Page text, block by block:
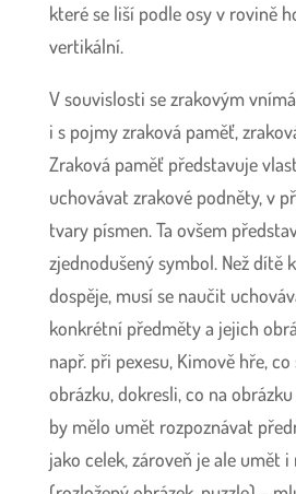
které se liší podle osy v rovině
vertikální.
V souvislosti se zrakovým
i s pojmy zraková paměť,
Zraková paměť představuje
uchovávat zrakové podněty, v
tvary písmen. Ta ovšem
zjednodušený symbol. Než dítě
dospěje, musí se naučit
konkrétní předměty a jejich
např. při pexesu, Kimově hře,
obrázku, dokresli, co na
by mělo umět rozpoznávat
jako celek, zároveň je ale umět